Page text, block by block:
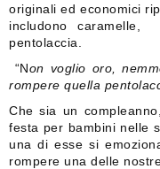
originali ed economici
includono
pentolaccia.
“Non voglio oro,
rompere quella
Che sia un
festa per bambini nelle
una di esse si
rompere una delle